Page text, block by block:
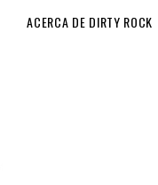
ACERCA DE DIRTY ROCK